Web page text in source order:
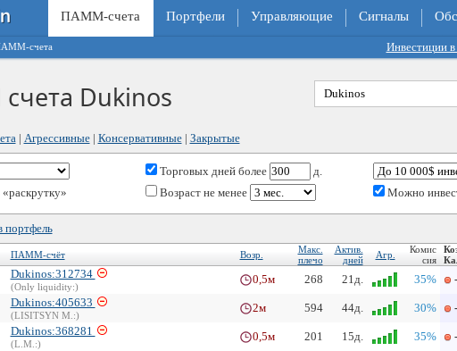
ПАММ-счета Портфели Управляющие Сигналы
счета Инвестиции
Dukinos
| Агрессивные| Консервативные| Закрытые
Торговых днейболее д.
Возраст не менее Можно
портфель
ПАММ-счёт Возр.
Макс.
плечо
Актив.
дней
Агр.
Комис
сия
Dukinos:312734
(Only liquidity:)
0,5м 268 21д. 35%
Dukinos:405633
(LISITSYN M.:)
2м 594 44д. 30%
Dukinos:368281
(L.M.:)
0,5м 201 15д. 35%